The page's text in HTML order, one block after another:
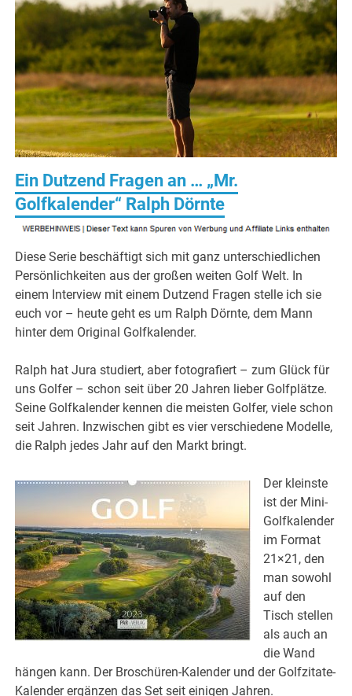
Ein Dutzend Fragen an … „Mr.
Golfkalender“ Ralph Dörnte
Diese Serie beschäftigt sich mit ganz unterschiedlichen
Persönlichkeiten aus der großen weiten Golf Welt. In
einem Interview mit einem Dutzend Fragen stelle ich sie
euch vor – heute geht es um Ralph Dörnte, dem Mann
hinter dem Original Golfkalender.
Ralph hat Jura studiert, aber fotografiert – zum Glück für
uns Golfer – schon seit über 20 Jahren lieber Golfplätze.
Seine Golfkalender kennen die meisten Golfer, viele schon
seit Jahren. Inzwischen gibt es vier verschiedene Modelle,
die Ralph jedes Jahr auf den Markt bringt.
Der kleinste
ist der Mini-
Golfkalender
im Format
21×21, den
man sowohl
auf den
Tisch stellen
als auch an
die Wand
hängen kann. Der Broschüren-Kalender und der Golfzitate-
Kalender ergänzen das Set seit einigen Jahren.